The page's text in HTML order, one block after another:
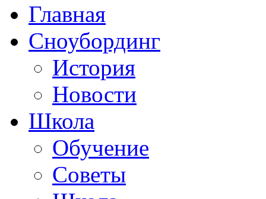
Главная
Сноубординг
История
Новости
Школа
Обучение
Советы